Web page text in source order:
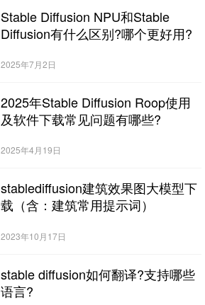
Stable Diffusion NPU和Stable
Diffusion有什么区别?哪个更好用?
2025年7月2日
2025年Stable Diffusion Roop使用
及软件下载常见问题有哪些?
2025年4月19日
stablediffusion建筑效果图大模型下
载（含：建筑常用提示词）
2023年10月17日
stable diffusion如何翻译?支持哪些
语言?